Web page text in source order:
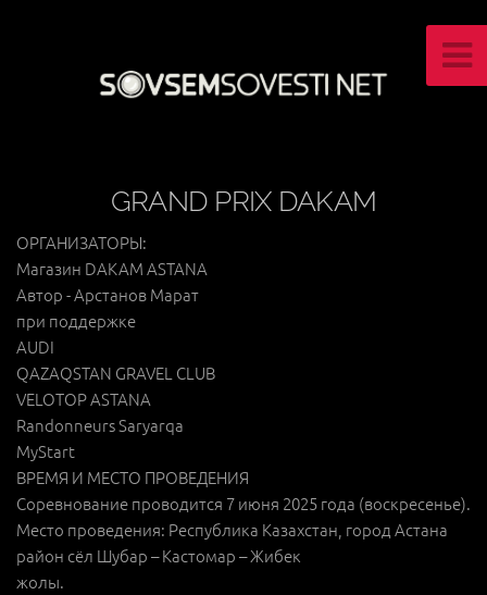
GRAND PRIX DAKAM
ОРГАНИЗАТОРЫ:
Магазин DAKAM ASTANA
Автор - Арстанов Марат
при поддержке
AUDI
QAZAQSTAN GRAVEL СLUB
VELOTOP ASTANA
Randonneurs Saryarqa
MyStart
ВРЕМЯ И МЕСТО ПРОВЕДЕНИЯ
Соревнование проводится 7 июня 2025 года (воскресенье).
Место проведения: Республика Казахстан, город Астана
район сёл Шубар – Кастомар – Жибек
жолы.